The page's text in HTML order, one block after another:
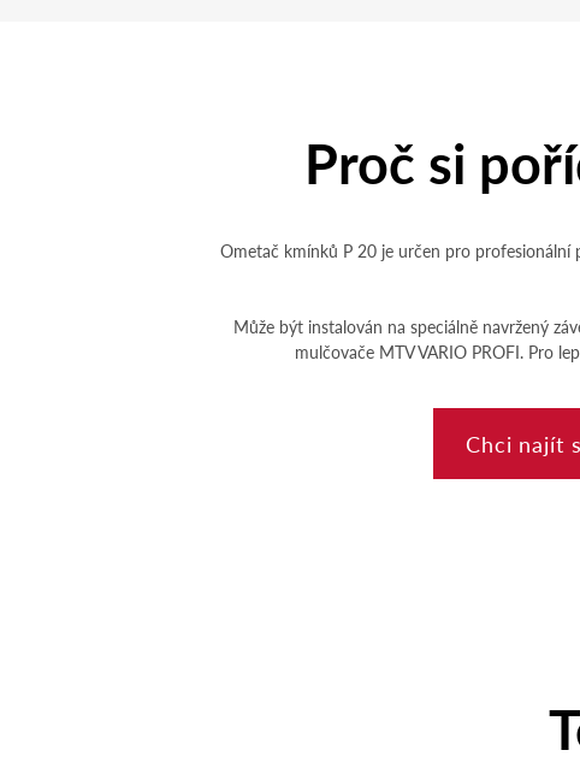
Proč si
Ometač kmínků P 20 je určen pro
​Může být instalován na speciálně navržený
mulčovače MTV VARIO PROFI. Pro
Chci najít